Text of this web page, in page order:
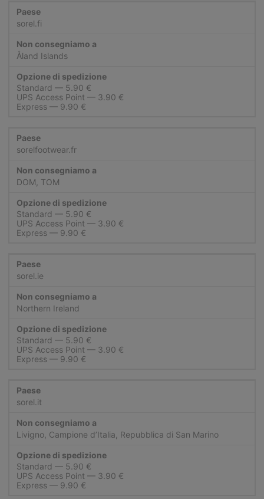
sorel.fi
Åland Islands
Standard
UPS Access Point
Express
sorelfootwear.fr
DOM, TOM
Standard
UPS Access Point
Express
sorel.ie
Northern Ireland
Standard
UPS Access Point
Express
sorel.it
Livigno, Campione d’Italia, Repubblica di San Marino
Standard
UPS Access Point
Express